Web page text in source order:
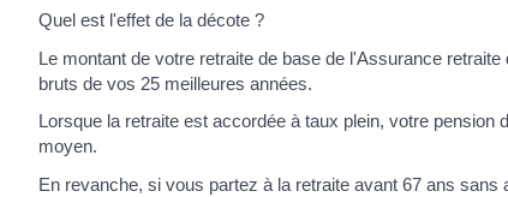
Quel est l'effet de la décote ?
Le montant de votre retraite de base de l'Assurance
bruts de vos 25 meilleures années.
Lorsque la retraite est accordée à taux plein, votre pension
moyen.
En revanche, si vous partez à la retraite avant 67 ans